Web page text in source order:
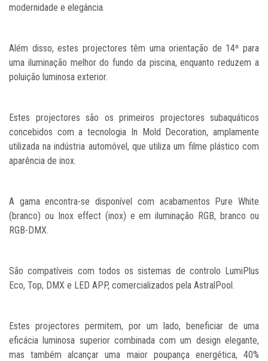
modernidade e elegância.
Além disso, estes projectores têm uma orientação de 14º para
uma iluminação melhor do fundo da piscina, enquanto reduzem a
poluição luminosa exterior.
Estes projectores são os primeiros projectores subaquáticos
concebidos com a tecnologia In Mold Decoration, amplamente
utilizada na indústria automóvel, que utiliza um filme plástico com
aparência de inox.
A gama encontra-se disponível com acabamentos Pure White
(branco) ou Inox effect (inox) e em iluminação RGB, branco ou
RGB-DMX.
São compatíveis com todos os sistemas de controlo LumiPlus
Eco, Top, DMX e LED APP, comercializados pela AstralPool.
Estes projectores permitem, por um lado, beneficiar de uma
eficácia luminosa superior combinada com um design elegante,
mas também alcançar uma maior poupança energética, 40%